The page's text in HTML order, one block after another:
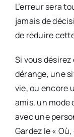
L’erreur sera
jamais de
de réduire
Si vous
dérange, une
vie, ou encore
amis, un mode
avec une
Gardez le «